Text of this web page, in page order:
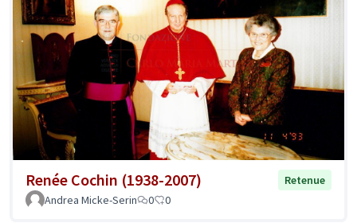
Renée Cochin (1938-2007)
Retenue
Andrea Micke-Serin
0 0